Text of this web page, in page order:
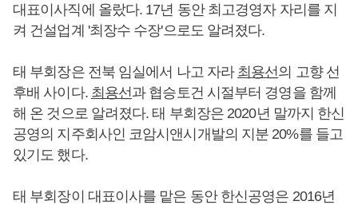
대표이사직에 올랐다. 17년 동안 최고경영자 자리를 지
켜 건설업계 '최장수 수장'으로도 알려졌다.
태 부회장은 전북 임실에서 나고 자라 최용선의 고향 선
후배 사이다. 최용선과 협승토건 시절부터 경영을 함께
해 온 것으로 알려졌다. 태 부회장은 2020년 말까지 한신
공영의 지주회사인 코암시앤시개발의 지분 20%를 들고
있기도 했다.
태 부회장이 대표이사를 맡은 동안 한신공영은 2016년